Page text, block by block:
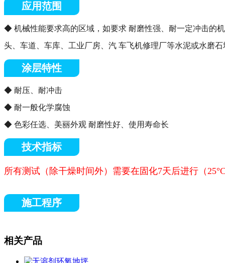
应用范围
◆ 机械性能要求高的区域，如要求 耐磨性强、耐一定冲击的
头、车道、车库、工业厂房、汽 车飞机修理厂等水泥或水磨石
涂层特性
◆ 耐压、耐冲击
◆ 耐一般化学腐蚀
◆ 色彩任选、美丽外观 耐磨性好、使用寿命长
技术指标
所有测试（除干燥时间外）需要在固化7天后进行（
施工程序
相关产品